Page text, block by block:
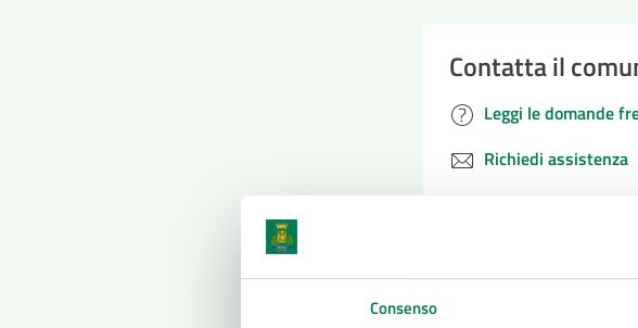
Consenso
Contatta il
Leggi le domande
Richiedi assistenza